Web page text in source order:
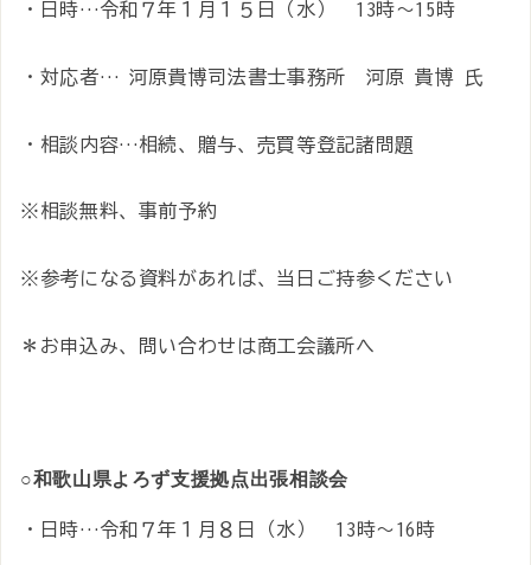
・日時…令和７年１月１５日（水） 13時～15時
・対応者… 河原貴博司法書士事務所 河原 貴博 氏
・相談内容…相続、贈与、売買等登記諸問題
※相談無料、事前予約
※参考になる資料があれば、当日ご持参ください
＊お申込み、問い合わせは商工会議所へ
○和歌山県よろず支援拠点出張相談会
・日時…令和７年１月８日（水） 13時～16時